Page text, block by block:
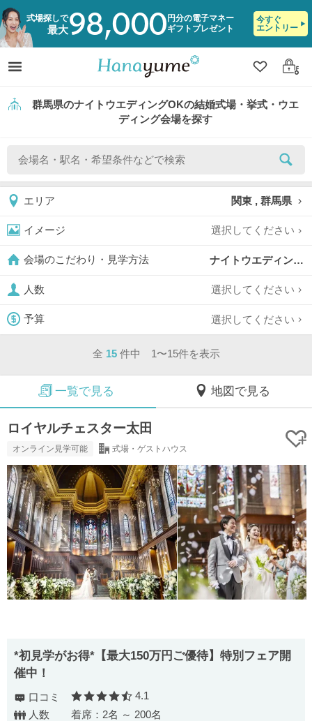
式場探しで
最大98,000 円分の電子マネー
ギフトプレゼント
今すぐ
エントリー
クリップ
ログ
群馬県のナイトウエディングOKの結婚式場・挙式・ウエ
ディング会場を探す
エリア 関東 , 群馬県
イメージ 選択してください
会場のこだわり・見学方法 ナイトウエディングOK,
人数 選択してください
予算 選択してください
全 15 件中 1〜15件を表示
一覧で見る 地図で見る
ロイヤルチェスター太田
オンライン見学可能 式場・ゲストハウス
*初見学がお得*【最大150万円ご優待】特別フェア開
催中！
口コミ 口コミ評価
4.1
人数
着席：2名 ～ 200名